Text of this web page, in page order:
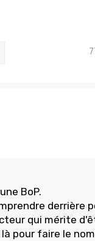
BoP.
derrière
qui mérite
pour faire le